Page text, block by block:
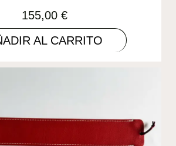
155,00 €
AL CARRITO